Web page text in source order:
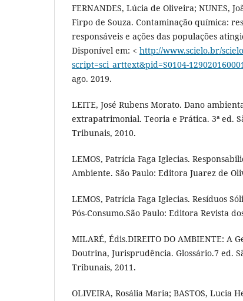
FERNANDES, Lúcia de Oliveira; NUNES,
Firpo de Souza. Contaminação química:
responsáveis e ações das populações
Disponível em: < http://www.scielo.br/
script=sci_arttext&pid=S0104-
ago. 2019.
LEITE, José Rubens Morato. Dano
extrapatrimonial. Teoria e Prática. 3ª ed.
Tribunais, 2010.
LEMOS, Patrícia Faga Iglecias.
Ambiente. São Paulo: Editora Juarez de
LEMOS, Patrícia Faga Iglecias. Resíduos
Pós-Consumo.São Paulo: Editora Revista
MILARÉ, Édis.DIREITO DO AMBIENTE: A
Doutrina, Jurisprudência. Glossário.7 ed.
Tribunais, 2011.
OLIVEIRA, Rosália Maria; BASTOS, Lucia